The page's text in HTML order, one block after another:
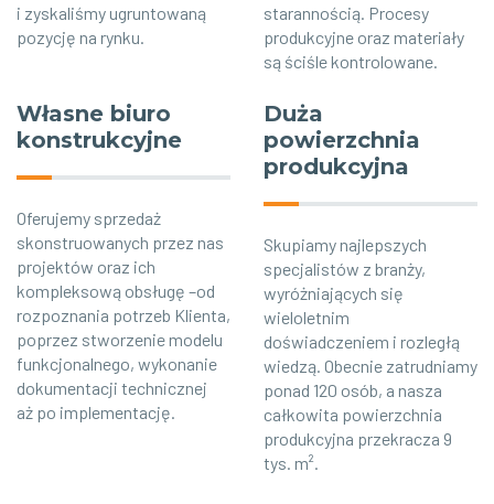
i zyskaliśmy ugruntowaną
pozycję na rynku.
starannością. Procesy
produkcyjne oraz materiały
są ściśle kontrolowane.
Własne biuro
konstrukcyjne
Oferujemy sprzedaż
skonstruowanych przez nas
projektów oraz ich
kompleksową obsługę –od
rozpoznania potrzeb Klienta,
poprzez stworzenie modelu
funkcjonalnego, wykonanie
dokumentacji technicznej
aż po implementację.
Duża
powierzchnia
produkcyjna
Skupiamy najlepszych
specjalistów z branży,
wyróżniających się
wieloletnim
doświadczeniem i rozległą
wiedzą. Obecnie zatrudniamy
ponad 120 osób, a nasza
całkowita powierzchnia
produkcyjna przekracza 9
tys. m².